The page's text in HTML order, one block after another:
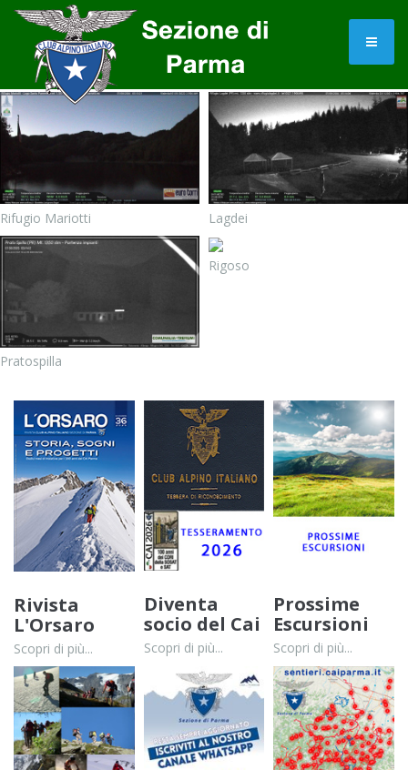
Rifugio Mariotti Lagdei
Pratospilla
Rigoso
Rivista
L'Orsaro
Scopri di più...
Diventa
socio del Cai
Scopri di più...
Prossime
Escursioni
Scopri di più...